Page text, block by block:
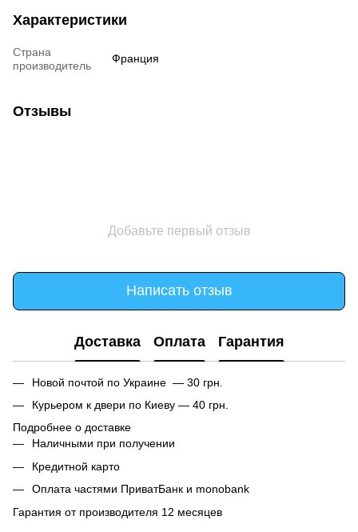
Характеристики
Страна
производитель
Франция
Отзывы
Добавьте первый отзыв
Написать отзыв
Доставка Оплата Гарантия
Новой почтой по Украине — 30 грн.
Курьером к двери по Киеву — 40 грн.
Подробнее о доставке
Наличными при получении
Кредитной карто
Оплата частями ПриватБанк и monobank
Гарантия от производителя 12 месяцев